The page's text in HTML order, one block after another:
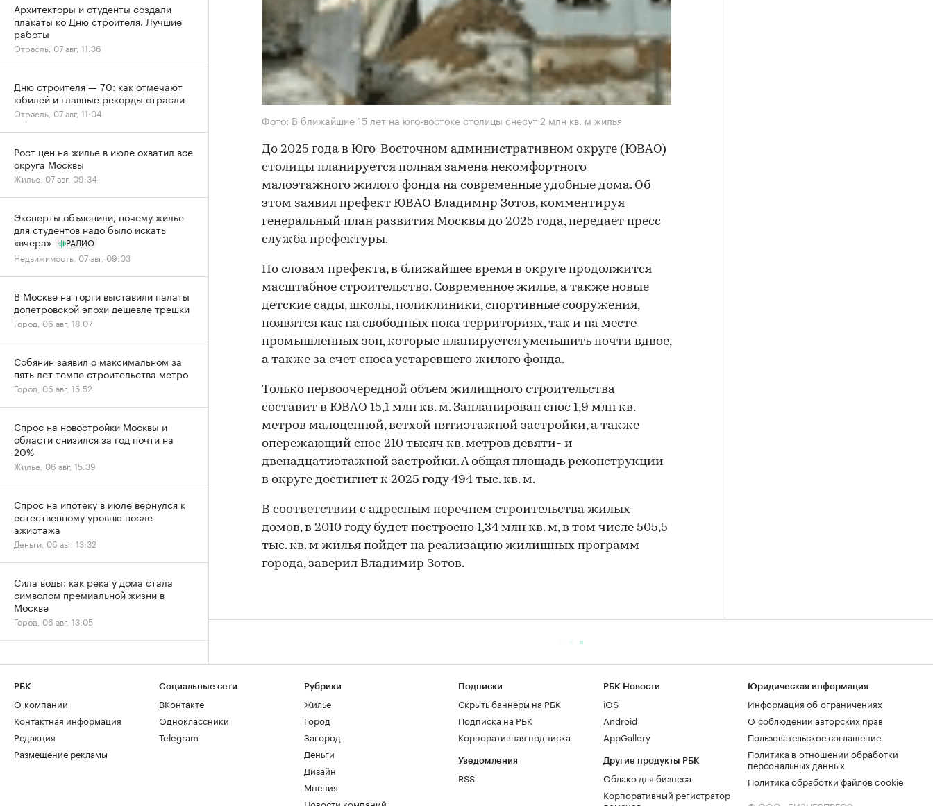
Фото: В ближайшие 15 лет на юго-востоке столицы снесут 2 млн кв. м жилья
До 2025 года в Юго-Восточном административном округе (ЮВАО)
столицы планируется полная замена некомфортного
малоэтажного жилого фонда на современные удобные дома. Об
этом заявил префект ЮВАО Владимир Зотов, комментируя
генеральный план развития Москвы до 2025 года, передает пресс-
служба префектуры.
По словам префекта, в ближайшее время в округе продолжится
масштабное строительство. Современное жилье, а также новые
детские сады, школы, поликлиники, спортивные сооружения,
появятся как на свободных пока территориях, так и на месте
промышленных зон, которые планируется уменьшить почти вдвое,
а также за счет сноса устаревшего жилого фонда.
Только первоочередной объем жилищного строительства
составит в ЮВАО 15,1 млн кв. м. Запланирован снос 1,9 млн кв.
метров малоценной, ветхой пятиэтажной застройки, а также
опережающий снос 210 тысяч кв. метров девяти- и
двенадцатиэтажной застройки. А общая площадь реконструкции
в округе достигнет к 2025 году 494 тыс. кв. м.
В соответствии с адресным перечнем строительства жилых
домов, в 2010 году будет построено 1,34 млн кв. м, в том числе 505,5
тыс. кв. м жилья пойдет на реализацию жилищных программ
города, заверил Владимир Зотов.
Архитекторы и студенты создали
плакаты ко Дню строителя. Лучшие
работы
Отрасль, 07 авг, 11:36
Дню строителя — 70: как отмечают
юбилей и главные рекорды отрасли
Отрасль, 07 авг, 11:04
Рост цен на жилье в июле охватил все
округа Москвы
Жилье, 07 авг, 09:34
Эксперты объяснили, почему жилье
для студентов надо было искать
«вчера»
РАДИО
Недвижимость, 07 авг, 09:03
В Москве на торги выставили палаты
допетровской эпохи дешевле трешки
Город, 06 авг, 18:07
Собянин заявил о максимальном за
пять лет темпе строительства метро
Город, 06 авг, 15:52
Спрос на новостройки Москвы и
области снизился за год почти на
20%
Жилье, 06 авг, 15:39
Спрос на ипотеку в июле вернулся к
естественному уровню после
ажиотажа
Деньги, 06 авг, 13:32
Сила воды: как река у дома стала
символом премиальной жизни в
Москве
Город, 06 авг, 13:05
РБК
О компании
Контактная информация
Редакция
Размещение рекламы
Социальные сети
ВКонтакте
Одноклассники
Telegram
Рубрики
Жилье
Город
Загород
Деньги
Дизайн
Мнения
Новости компаний
Подписки
Скрыть баннеры на РБК
Подписка на РБК
Корпоративная подписка
Уведомления
RSS
РБК Новости
iOS
Android
AppGallery
Другие продукты РБК
Облако для бизнеса
Корпоративный регистратор
Юридическая информация
Информация об ограничениях
О соблюдении авторских прав
Пользовательское соглашение
Политика в отношении обработки
персональных данных
Политика обработки файлов cookie